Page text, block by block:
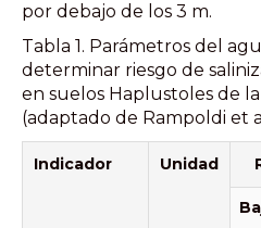
por debajo de los 3 m.
Tabla 1. Parámetros del
determinar riesgo de
en suelos Haplustoles de
(adaptado de Rampoldi et
Indicador Unidad